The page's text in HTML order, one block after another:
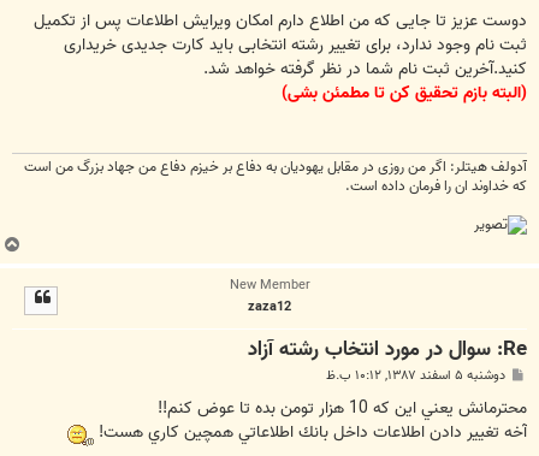
ت
دوست عزیز تا جایی که من اطلاع دارم امکان ویرایش اطلاعات پس از تکمیل
ثبت نام وجود ندارد، برای تغییر رشته انتخابی باید کارت جدیدی خریداری
کنید.آخرین ثبت نام شما در نظر گرفته خواهد شد.
(البته بازم تحقیق کن تا مطمئن بشی)
آدولف هیتلر: اگر من روزی در مقابل یهودیان به دفاع بر خیزم دفاع من جهاد بزرگ من است
که خداوند ان را فرمان داده است.
New Member
zaza12
Re: سوال در مورد انتخاب رشته آزاد
ت
دوشنبه ۵ اسفند ۱۳۸۷, ۱۰:۱۲ ب.ظ
محترمانش يعني اين كه 10 هزار تومن بده تا عوض كنم!!
آخه تغيير دادن اطلاعات داخل بانك اطلاعاتي همچين كاري هست!